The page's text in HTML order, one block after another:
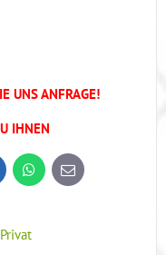
UNS ANFRAGE!
IHNEN
WhatsApp
E-
mail